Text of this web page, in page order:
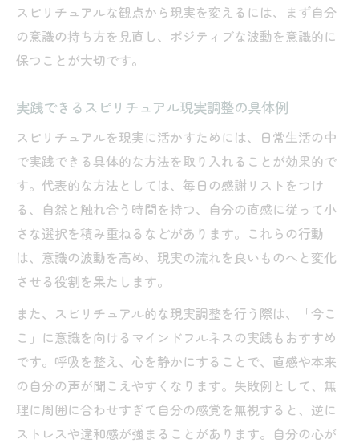
スピリチュアルな観点から現実を変えるには、まず自分
の意識の持ち方を見直し、ポジティブな波動を意識的に
保つことが大切です。
実践できるスピリチュアル現実調整の具体例
スピリチュアルを現実に活かすためには、日常生活の中
で実践できる具体的な方法を取り入れることが効果的で
す。代表的な方法としては、毎日の感謝リストをつけ
る、自然と触れ合う時間を持つ、自分の直感に従って小
さな選択を積み重ねるなどがあります。これらの行動
は、意識の波動を高め、現実の流れを良いものへと変化
させる役割を果たします。
また、スピリチュアル的な現実調整を行う際は、「今こ
こ」に意識を向けるマインドフルネスの実践もおすすめ
です。呼吸を整え、心を静かにすることで、直感や本来
の自分の声が聞こえやすくなります。失敗例として、無
理に周囲に合わせすぎて自分の感覚を無視すると、逆に
ストレスや違和感が強まることがあります。自分の心が